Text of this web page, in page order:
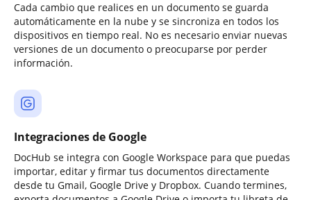
Cada cambio que realices en un documento se guarda
automáticamente en la nube y se sincroniza en todos los
dispositivos en tiempo real. No es necesario enviar nuevas
versiones de un documento o preocuparse por perder
información.
Integraciones de Google
DocHub se integra con Google Workspace para que puedas
importar, editar y firmar tus documentos directamente
desde tu Gmail, Google Drive y Dropbox. Cuando termines,